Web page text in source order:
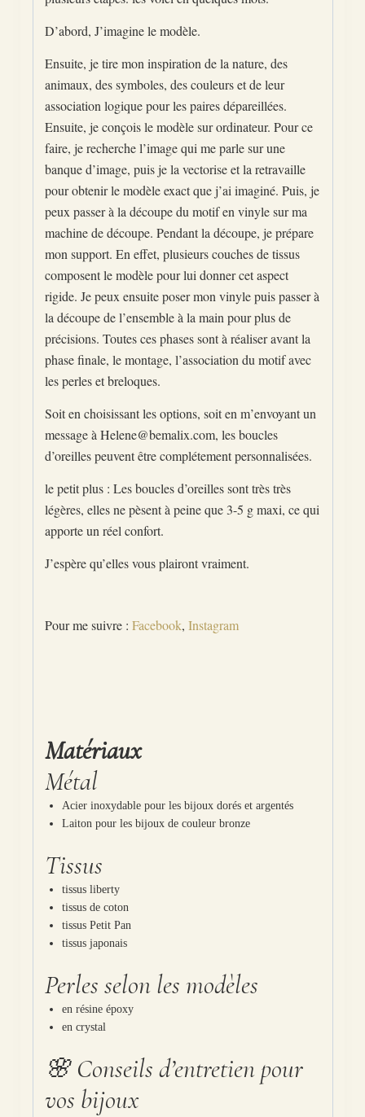
D’abord, J’imagine le modèle.
Ensuite, je tire mon inspiration de la nature, des
animaux, des symboles, des couleurs et de leur
association logique pour les paires dépareillées.
Ensuite, je conçois le modèle sur ordinateur. Pour ce
faire, je recherche l’image qui me parle sur une
banque d’image, puis je la vectorise et la retravaille
pour obtenir le modèle exact que j’ai imaginé. Puis, je
peux passer à la découpe du motif en vinyle sur ma
machine de découpe. Pendant la découpe, je prépare
mon support. En effet, plusieurs couches de tissus
composent le modèle pour lui donner cet aspect
rigide. Je peux ensuite poser mon vinyle puis passer à
la découpe de l’ensemble à la main pour plus de
précisions. Toutes ces phases sont à réaliser avant la
phase finale, le montage, l’association du motif avec
les perles et breloques.
Soit en choisissant les options, soit en m’envoyant un
message à Helene@bemalix.com, les boucles
d’oreilles peuvent être complétement personnalisées.
le petit plus : Les boucles d’oreilles sont très très
légères, elles ne pèsent à peine que 3-5 g maxi, ce qui
apporte un réel confort.
J’espère qu’elles vous plairont vraiment.
Pour me suivre : Facebook, Instagram
Matériaux
Métal
Acier inoxydable pour les bijoux dorés et argentés
Laiton pour les bijoux de couleur bronze
Tissus
tissus liberty
tissus de coton
tissus Petit Pan
tissus japonais
Perles selon les modèles
en résine époxy
en crystal
🌸 Conseils d’entretien pour
vos bijoux